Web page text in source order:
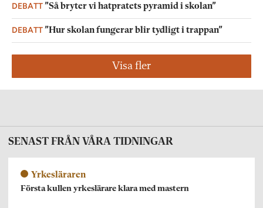
DEBATT”Så bryter vi hatpratets pyramid i skolan”
DEBATT”Hur skolan fungerar blir tydligt i trappan”
Visa fler
SENAST FRÅN VÅRA TIDNINGAR
Yrkesläraren
Första kullen yrkeslärare klara med mastern